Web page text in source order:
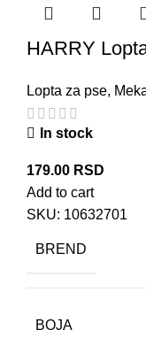
HARRY
Lopta za pse,
In stock
179.00 RSD
Add to cart
SKU: 10632701
BREND
BOJA